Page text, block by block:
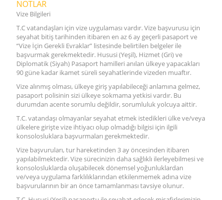
NOTLAR
Vize Bilgileri
T.C vatandaşları için vize uygulaması vardır. Vize başvurusu için
seyahat bitiş tarihinden itibaren en az 6 ay geçerli pasaport ve
“Vize İçin Gerekli Evraklar” listesinde belirtilen belgeler ile
başvurmak gerekmektedir. Hususi (Yeşil), Hizmet (Gri) ve
Diplomatik (Siyah) Pasaport hamilleri anılan ülkeye yapacakları
90 güne kadar ikamet süreli seyahatlerinde vizeden muaftır.
Vize alınmış olması, ülkeye giriş yapılabileceği anlamına gelmez,
pasaport polisinin sizi ülkeye sokmama yetkisi vardır. Bu
durumdan acente sorumlu değildir, sorumluluk yolcuya aittir.
T.C. vatandaşı olmayanlar seyahat etmek istedikleri ülke ve/veya
ülkelere girişte vize ihtiyacı olup olmadığı bilgisi için ilgili
konsolosluklara başvurmaları gerekmektedir.
Vize başvuruları, tur hareketinden 3 ay öncesinden itibaren
yapılabilmektedir. Vize sürecinizin daha sağlıklı ilerleyebilmesi ve
konsolosluklarda oluşabilecek dönemsel yoğunluklardan
ve/veya uygulama farklılıklarından etkilenmemek adına vize
başvurularının bir an önce tamamlanması tavsiye olunur.